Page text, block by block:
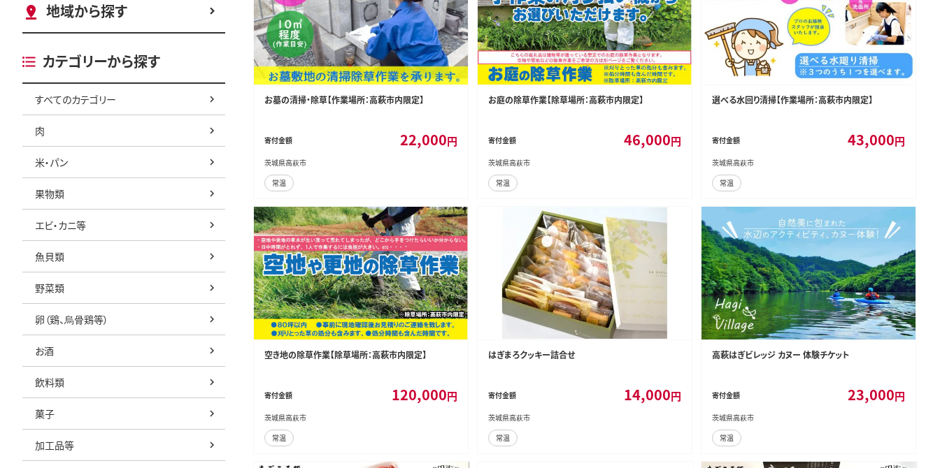
地域から探す
カテゴリーから探す
すべてのカテゴリー
肉
米・パン
果物類
エビ・カニ等
魚貝類
野菜類
卵（鶏、烏骨鶏等）
お酒
飲料類
菓子
加工品等
お墓の清掃・除草【作業場所：高萩市内限定】
寄付金額 22,000円
茨城県高萩市
常温
お庭の除草作業【除草場所：高萩市内限定】
寄付金額 46,000円
茨城県高萩市
常温
選べる水回り清掃【作業場所：高萩市内限定】
寄付金額 43,000円
茨城県高萩市
常温
空き地の除草作業【除草場所：高萩市内限定】
寄付金額 120,000円
茨城県高萩市
常温
はぎまろクッキー詰合せ
寄付金額 14,000円
茨城県高萩市
常温
高萩はぎビレッジ カヌー 体験チケット
寄付金額 23,000円
茨城県高萩市
常温